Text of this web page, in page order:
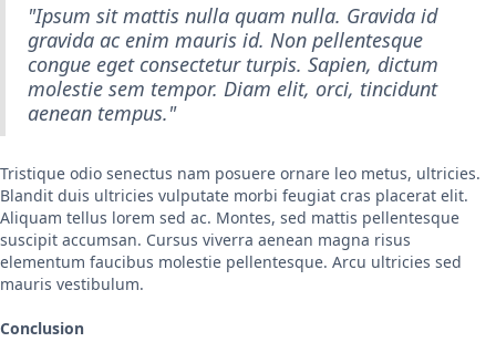
"Ipsum sit mattis nulla quam nulla. Gravida id
gravida ac enim mauris id. Non pellentesque
congue eget consectetur turpis. Sapien, dictum
molestie sem tempor. Diam elit, orci, tincidunt
aenean tempus."
Tristique odio senectus nam posuere ornare leo metus, ultricies.
Blandit duis ultricies vulputate morbi feugiat cras placerat elit.
Aliquam tellus lorem sed ac. Montes, sed mattis pellentesque
suscipit accumsan. Cursus viverra aenean magna risus
elementum faucibus molestie pellentesque. Arcu ultricies sed
mauris vestibulum.
Conclusion